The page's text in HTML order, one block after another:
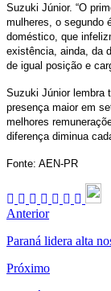
Suzuki Júnior. “O
mulheres, o segundo
doméstico, que
existência, ainda, da
de igual posição e
Suzuki Júnior lembra
presença maior em
melhores
diferença diminua
Fonte: AEN-PR
Anterior
Paraná lidera alta
Próximo